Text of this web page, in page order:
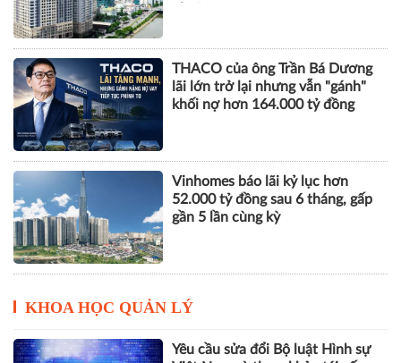
THACO của ông Trần Bá Dương
lãi lớn trở lại nhưng vẫn "gánh"
khối nợ hơn 164.000 tỷ đồng
Vinhomes báo lãi kỷ lục hơn
52.000 tỷ đồng sau 6 tháng, gấp
gần 5 lần cùng kỳ
KHOA HỌC QUẢN LÝ
Yêu cầu sửa đổi Bộ luật Hình sự